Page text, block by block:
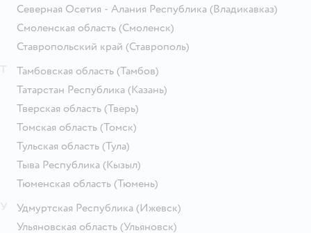
Северная Осетия - Алания Республика (Владикавказ)
Смоленская область (Смоленск)
Ставропольский край (Ставрополь)
Тамбовская область (Тамбов)
Татарстан Республика (Казань)
Тверская область (Тверь)
Томская область (Томск)
Тульская область (Тула)
Тыва Республика (Кызыл)
Тюменская область (Тюмень)
Удмуртская Республика (Ижевск)
Ульяновская область (Ульяновск)